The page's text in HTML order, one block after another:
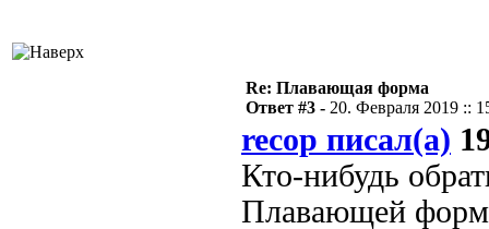
Re: Плавающая форма
Ответ #3 - 20. Февраля 2019 ::
recop писал(а)
Кто-нибудь
Плавающей